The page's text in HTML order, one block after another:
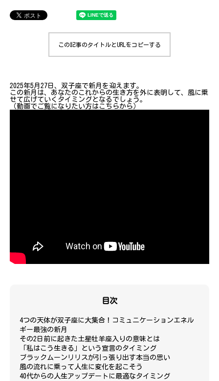
この記事のタイトルとURLをコピーする
2025年5月27日、双子座で新月を迎えます。
この新月は、あなたのこれからの生き方を外に表明して、風に乗
せて広げていくタイミングとなるでしょう。
（動画でご覧になりたい方はこちらから）
目次
4つの天体が双子座に大集合！コミュニケーションエネル
ギー最強の新月
その2日前に起きた土星牡羊座入りの意味とは
「私はこう生きる」という宣言のタイミング
ブラックムーンリリスが引っ張り出す本当の思い
風の流れに乗って人生に変化を起こそう
40代からの人生アップデートに最適なタイミング